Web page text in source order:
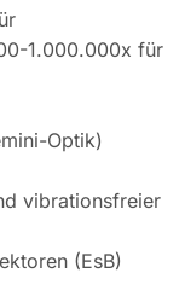
1.000.000x für
Optik)
vibrationsfreier
(EsB)